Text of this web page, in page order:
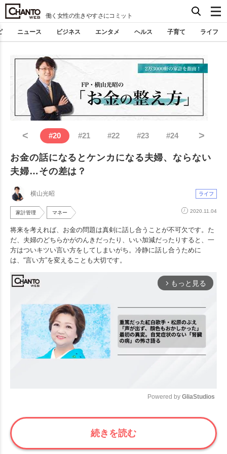
働く女性の生きやすさにコミット
ニュース ビジネス エンタメ ヘルス 子育て ライフ
< #20 #21 #22 #23 #24 >
お金の話になるとケンカになる夫婦、ならない
夫婦…その差は？
横山光昭 ライフ
家計管理 マネー 2020.11.04
将来を考えれば、お金の問題は真剣に話し合うことが不可欠です。た
だ、夫婦のどちらかがのんきだったり、いい加減だったりすると、一
方はついキツい言い方をしてしまいがち。冷静に話し合うために
は、“言い方”を変えることも大切です。
arrow_forward_ios もっと見る
Mute
Powered by GliaStudios
続きを読む